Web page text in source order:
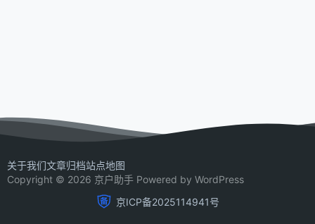
关于我们文章归档站点地图
Copyright © 2026 京户助手 Powered by WordPress
京ICP备2025114941号